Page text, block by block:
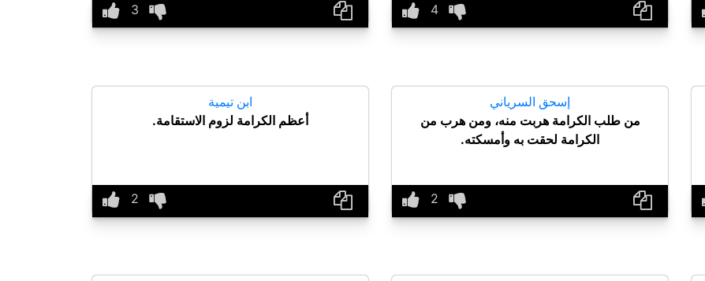
إسحق السرياني
من طلب الكرامة هربت منه، ومن هرب من
الكرامة لحقت به وأمسكته.
ابن تيمية
أعظم الكرامة لزوم الاستقامة.